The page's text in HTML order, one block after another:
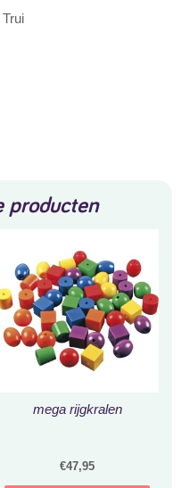
producten
mega rijgkralen
€47,95